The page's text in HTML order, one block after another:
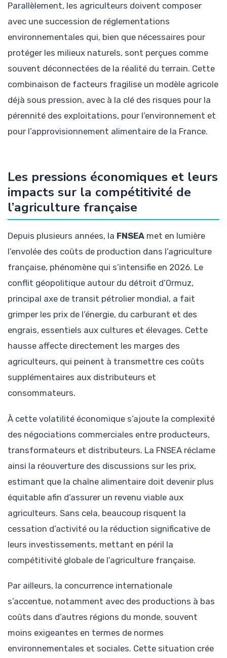
Parallèlement, les agriculteurs doivent composer
avec une succession de réglementations
environnementales qui, bien que nécessaires pour
protéger les milieux naturels, sont perçues comme
souvent déconnectées de la réalité du terrain. Cette
combinaison de facteurs fragilise un modèle agricole
déjà sous pression, avec à la clé des risques pour la
pérennité des exploitations, pour l’environnement et
pour l’approvisionnement alimentaire de la France.
Les pressions économiques et leurs
impacts sur la compétitivité de
l’agriculture française
Depuis plusieurs années, la FNSEA met en lumière
l’envolée des coûts de production dans l’agriculture
française, phénomène qui s’intensifie en 2026. Le
conflit géopolitique autour du détroit d’Ormuz,
principal axe de transit pétrolier mondial, a fait
grimper les prix de l’énergie, du carburant et des
engrais, essentiels aux cultures et élevages. Cette
hausse affecte directement les marges des
agriculteurs, qui peinent à transmettre ces coûts
supplémentaires aux distributeurs et
consommateurs.
À cette volatilité économique s’ajoute la complexité
des négociations commerciales entre producteurs,
transformateurs et distributeurs. La FNSEA réclame
ainsi la réouverture des discussions sur les prix,
estimant que la chaîne alimentaire doit devenir plus
équitable afin d’assurer un revenu viable aux
agriculteurs. Sans cela, beaucoup risquent la
cessation d’activité ou la réduction significative de
leurs investissements, mettant en péril la
compétitivité globale de l’agriculture française.
Par ailleurs, la concurrence internationale
s’accentue, notamment avec des productions à bas
coûts dans d’autres régions du monde, souvent
moins exigeantes en termes de normes
environnementales et sociales. Cette situation crée